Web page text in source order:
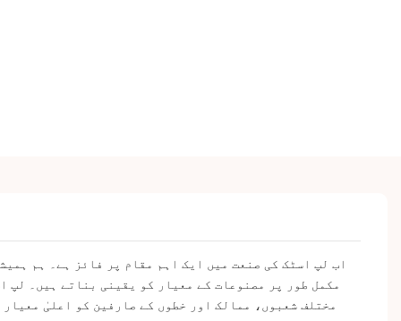
مکمل طور پر مصنوعات کے معیار کو یقینی بناتے ہیں۔ لپ
مختلف شعبوں، ممالک اور خطوں کے صارفین کو اعلیٰ